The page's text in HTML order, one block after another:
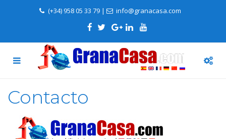
(+34) 958 05 33 79 | info@granacasa.com
Contacto